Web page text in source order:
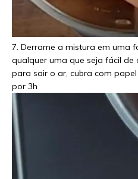
7. Derrame a mistura em uma
qualquer uma que seja fácil
para sair o ar, cubra com
por 3h